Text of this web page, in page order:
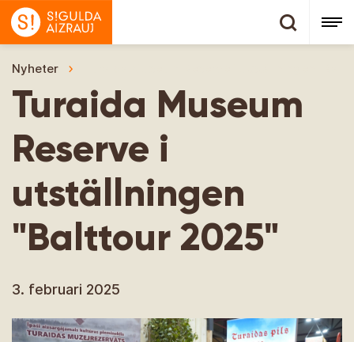
Nyheter
Turaida Museum
Reserve i
utställningen
"Balttour 2025"
3. februari 2025